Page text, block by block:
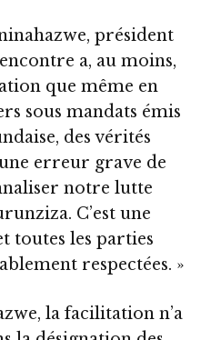
président
a, au moins,
que même en
sous mandats émis
des vérités
une erreur grave de
notre lutte
C’est une
toutes les parties
respectées. »
la facilitation n’a